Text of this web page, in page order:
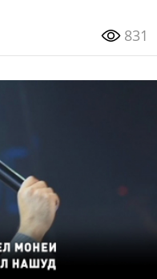
831